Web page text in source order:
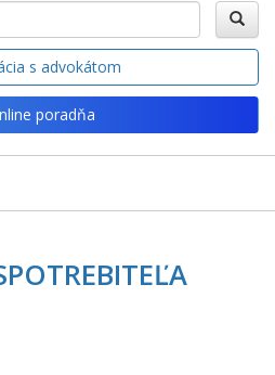
s advokátom
poradňa